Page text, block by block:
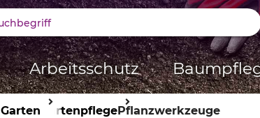
Arbeitsschutz
Garten GartenpflegePflanzwerkzeuge